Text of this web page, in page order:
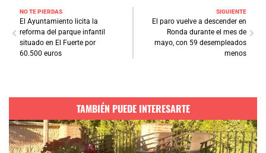
NO TE PIERDAS
El Ayuntamiento licita la
reforma del parque infantil
situado en El Fuerte por
60.500 euros
SIGUIENTE
El paro vuelve a descender en
Ronda durante el mes de
mayo, con 59 desempleados
menos
TAMBIÉN PUEDE INTERESARTE